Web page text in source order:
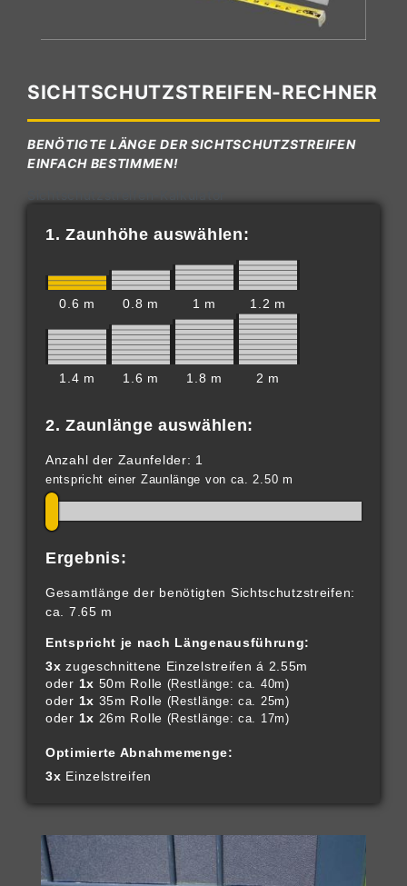
SICHTSCHUTZSTREIFEN-RECHNER
BENÖTIGTE LÄNGE DER SICHTSCHUTZSTREIFEN
EINFACH BESTIMMEN!
1. Zaunhöhe auswählen:
0.6 m 0.8 m 1 m 1.2 m
1.4 m 1.6 m 1.8 m 2 m
2. Zaunlänge auswählen:
Anzahl der Zaunfelder: 1
entspricht einer Zaunlänge von ca. 2.50 m
Ergebnis:
Gesamtlänge der benötigten Sichtschutzstreifen:
ca. 7.65 m
Entspricht je nach Längenausführung:
3x zugeschnittene Einzelstreifen á 2.55m
oder 1x 50m Rolle (Restlänge: ca. 40m)
oder 1x 35m Rolle (Restlänge: ca. 25m)
oder 1x 26m Rolle (Restlänge: ca. 17m)
Optimierte Abnahmemenge:
3x Einzelstreifen